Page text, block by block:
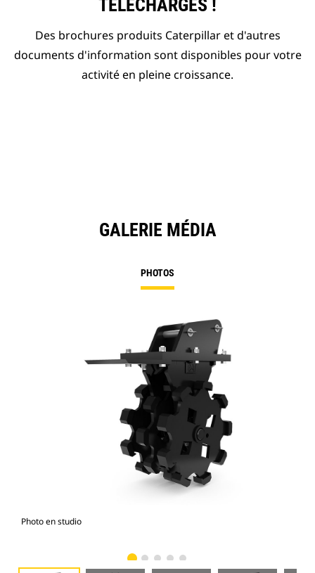
TÉLÉCHARGÉS !
Des brochures produits Caterpillar et d'autres
documents d'information sont disponibles pour votre
activité en pleine croissance.
GALERIE MÉDIA
PHOTOS
Photo en studio